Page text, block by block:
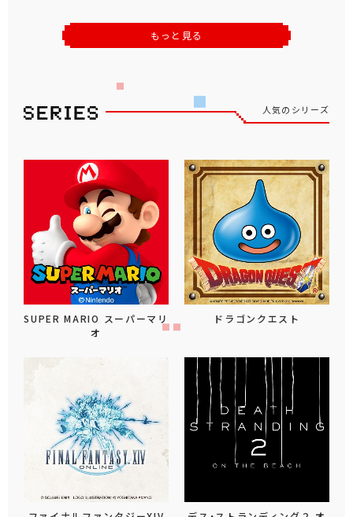
もっと見る
人気のシリーズ
SUPER MARIO スーパーマリ
オ
ドラゴンクエスト